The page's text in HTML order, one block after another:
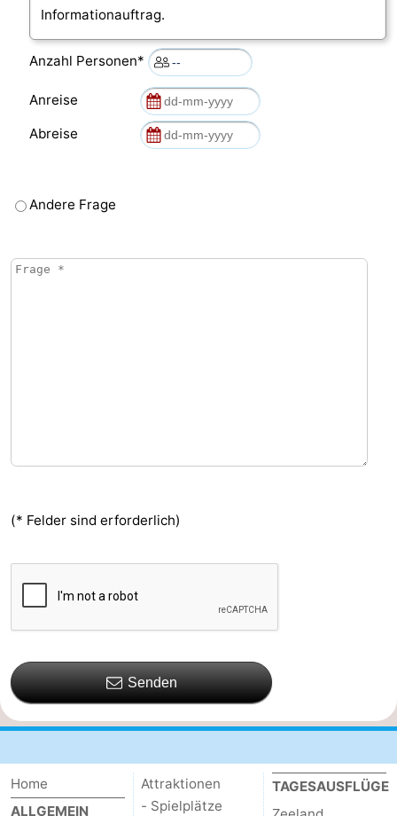
Informationauftrag.
Anzahl Personen*
Anreise
Abreise
Andere Frage
(* Felder sind erforderlich)
Senden
Home
ALLGEMEIN
Attraktionen
- Spielplätze
TAGESAUSFLÜGE